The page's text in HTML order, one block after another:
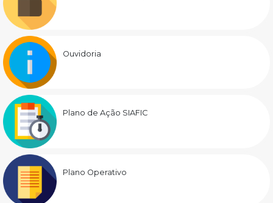
Ouvidoria
Plano de Ação SIAFIC
Plano Operativo